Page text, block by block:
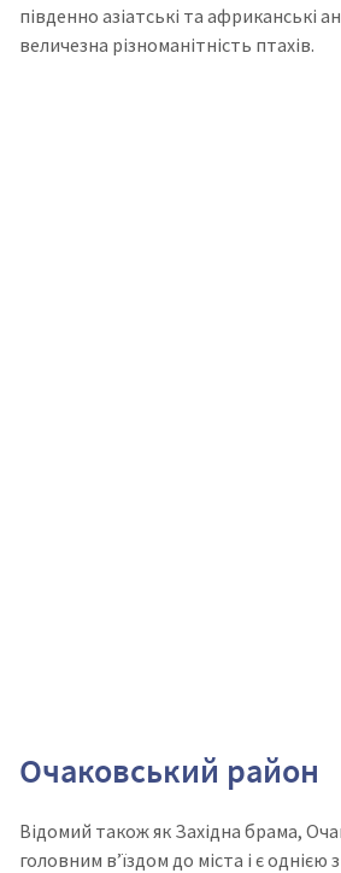
південно азіатські та африканські
величезна різноманітність птахів.
Очаковський район
Відомий також як Західна брама,
головним в’їздом до міста і є однією